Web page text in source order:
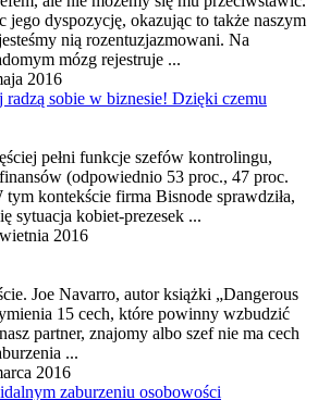
jego dyspozycję, okazując to także naszym
nią rozentuzjazmowani. Na
mózg rejestruje ...
2016
sobie w biznesie! Dzięki czemu
pełni funkcje szefów kontrolingu,
(odpowiednio 53 proc., 47 proc.
kontekście firma Bisnode sprawdziła,
sytuacja kobiet-prezesek ...
2016
Joe Navarro, autor książki „Dangerous
15 cech, które powinny wzbudzić
partner, znajomy albo szefnie ma cech
...
2016
zaburzeniu osobowości